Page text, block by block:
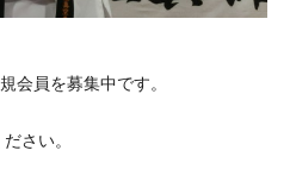
会員を募集中です。
さい。